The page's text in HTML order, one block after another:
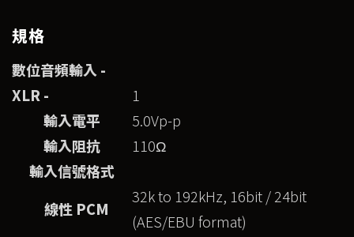
規格
數位音頻輸入 -
XLR -
1
輸入電平
5.0Vp-p
輸入阻抗
110Ω
輸入信號格式
線性 PCM
32k to 192kHz, 16bit / 24bit
(AES/EBU format)